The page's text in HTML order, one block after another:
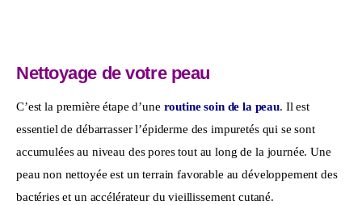
Nettoyage de votre peau
C’est la première étape d’une routine soin de la peau. Il est
essentiel de débarrasser l’épiderme des impuretés qui se sont
accumulées au niveau des pores tout au long de la journée. Une
peau non nettoyée est un terrain favorable au développement des
bactéries et un accélérateur du vieillissement cutané.